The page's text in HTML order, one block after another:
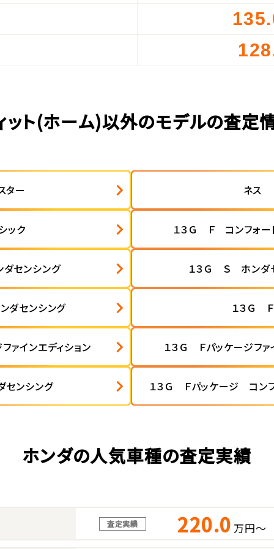
ット(ホーム)以外のモデルの査定
ター ネス
ック １３Ｇ Ｆ コンフォー
センシング １３Ｇ Ｓ ホンダ
ダセンシング １３Ｇ Ｆ
ァインエディション １３Ｇ Ｆパッケージファ
ンシング １３Ｇ Ｆパッケージ コン
ホンダの人気車種の査定実績
査定実績 220.0 万円～